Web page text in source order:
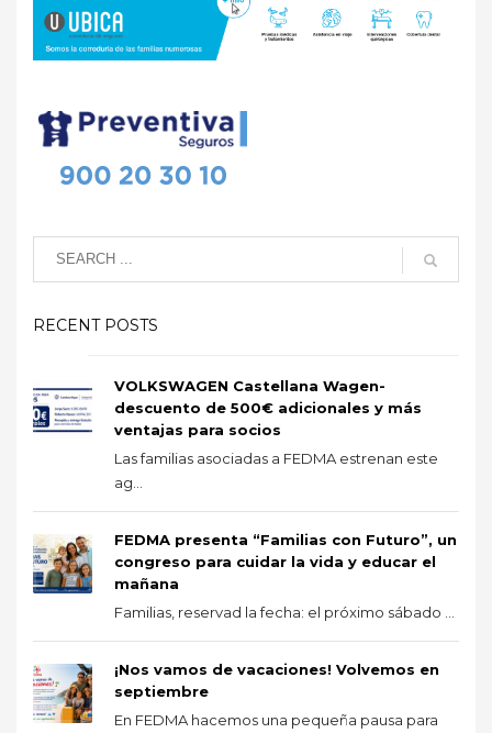
RECENT POSTS
VOLKSWAGEN Castellana Wagen-
descuento de 500€ adicionales y más
ventajas para socios
Las familias asociadas a FEDMA estrenan este
ag...
FEDMA presenta “Familias con Futuro”, un
congreso para cuidar la vida y educar el
mañana
Familias, reservad la fecha: el próximo sábado ...
¡Nos vamos de vacaciones! Volvemos en
septiembre
En FEDMA hacemos una pequeña pausa para